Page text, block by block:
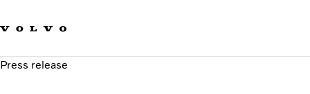
Carreira
Press release